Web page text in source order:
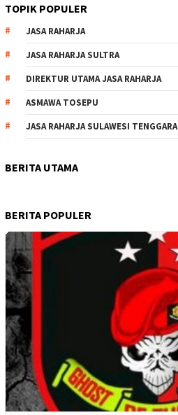
TOPIK POPULER
JASA RAHARJA
JASA RAHARJA SULTRA
DIREKTUR UTAMA JASA RAHARJA
ASMAWA TOSEPU
JASA RAHARJA SULAWESI TENGGARA
BERITA UTAMA
BERITA POPULER